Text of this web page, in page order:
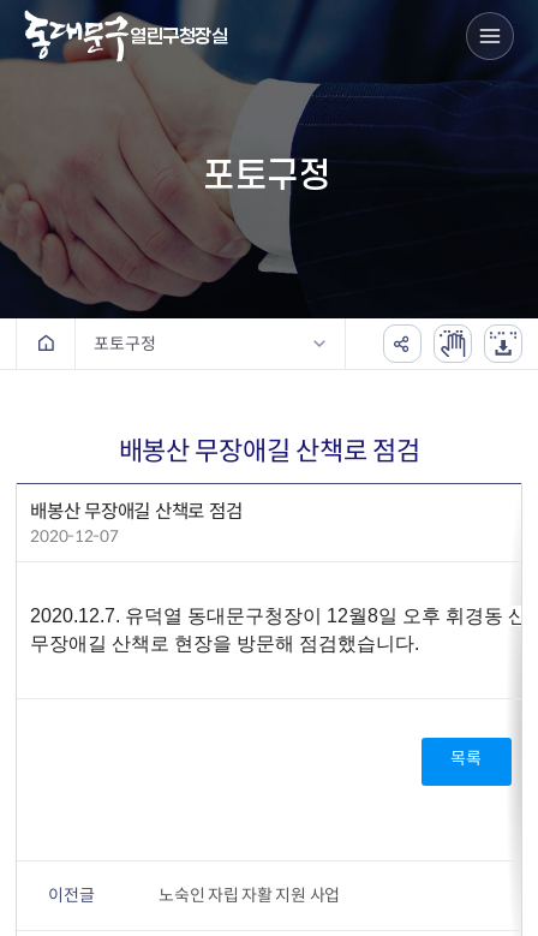
열린구청장실
포토구정
포토구정
배봉산 무장애길 산책로 점검
배봉산 무장애길 산책로 점검
2020-12-07
2020.12.7. 유덕열 동대문구청장이 12월8일 오후 휘경동 산
무장애길 산책로 현장을 방문해 점검했습니다.
목록
이전글 노숙인 자립 자활 지원 사업